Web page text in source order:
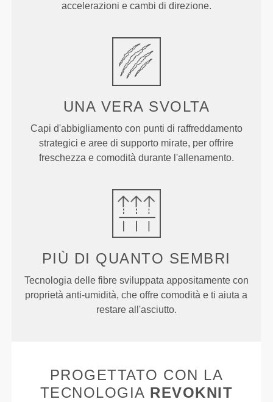
accelerazioni e cambi di direzione.
UNA VERA SVOLTA
Capi d'abbigliamento con punti di raffreddamento
strategici e aree di supporto mirate, per offrire
freschezza e comodità durante l'allenamento.
PIÙ DI QUANTO SEMBRI
Tecnologia delle fibre sviluppata appositamente con
proprietà anti-umidità, che offre comodità e ti aiuta a
restare all'asciutto.
PROGETTATO CON LA
TECNOLOGIA REVOKNIT